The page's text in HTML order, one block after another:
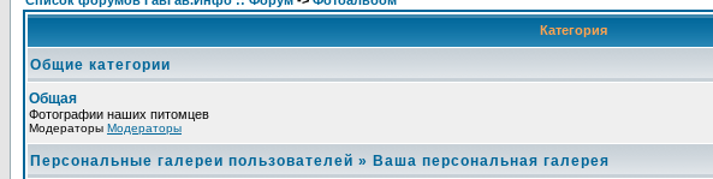
Категория
Общие категории
Общая
Фотографии наших питомцев
Модераторы Модераторы
Персональные галереи пользователей » Ваша персональная галерея